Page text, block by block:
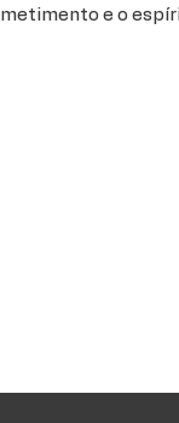
e o